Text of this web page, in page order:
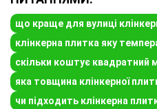
що краще для вулиці
клінкерна плитка яку
скільки коштує квадратний
яка товщина клінкерної
чи підходить клінкерна